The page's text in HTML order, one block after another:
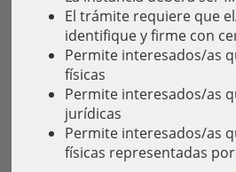
El trámite requiere que
identifique y firme con
Permite interesados/as
físicas
Permite interesados/as
jurídicas
Permite interesados/as
físicas representadas